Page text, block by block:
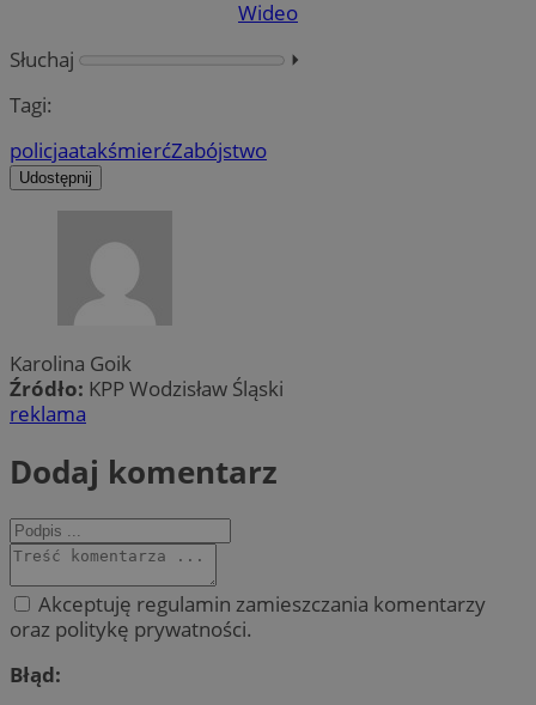
Wideo
Słuchaj
⏵︎
Tagi:
policjaatakśmierćZabójstwo
Udostępnij
Karolina Goik
Źródło: KPP Wodzisław Śląski
reklama
Dodaj komentarz
Akceptuję regulamin zamieszczania komentarzy
oraz politykę prywatności.
Błąd: